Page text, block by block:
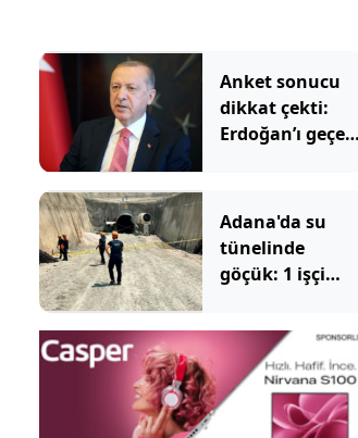
Anket sonucu
dikkat çekti:
Erdoğan’ı geçen
Adana'da su
tünelinde
göçük: 1 işçi
kaybetti, 1'i
yaralandı